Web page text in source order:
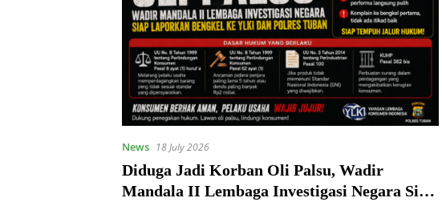
News 18 July 2026
Diduga Jadi Korban Oli Palsu, Wadir
Mandala II Lembaga Investigasi Negara Siap